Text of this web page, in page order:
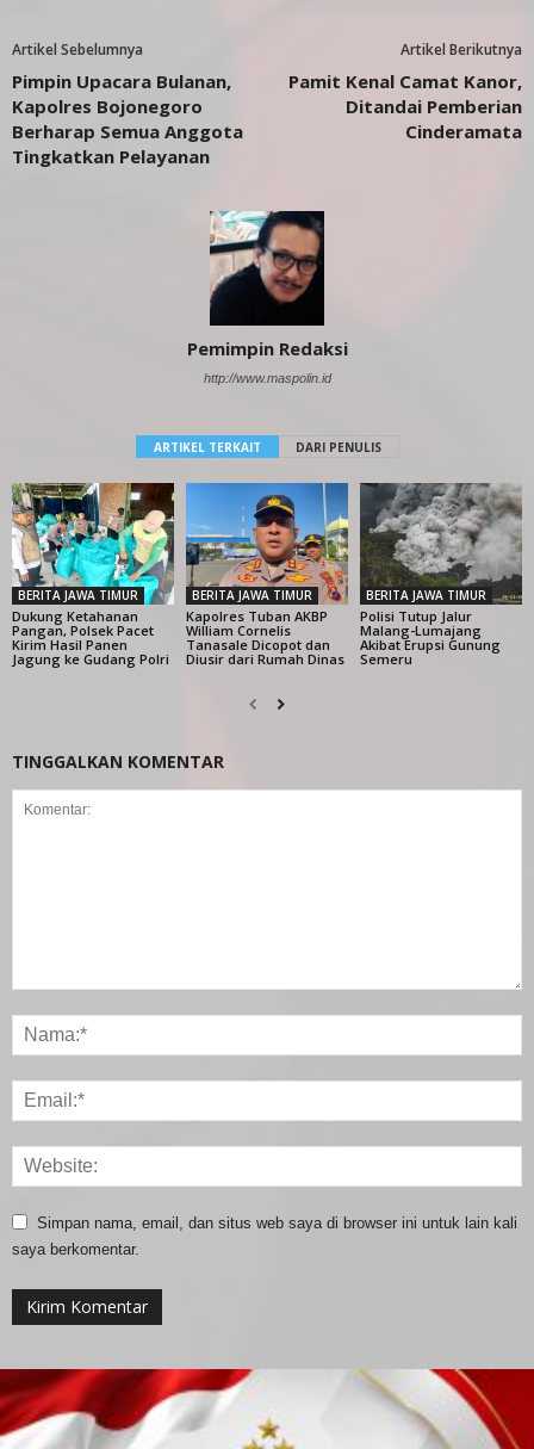
Artikel Sebelumnya
Pimpin Upacara Bulanan,
Kapolres Bojonegoro
Berharap Semua Anggota
Tingkatkan Pelayanan
Artikel Berikutnya
Pamit Kenal Camat Kanor,
Ditandai Pemberian
Cinderamata
Pemimpin Redaksi
http://www.maspolin.id
ARTIKEL TERKAIT DARI PENULIS
BERITA JAWA TIMUR
Dukung Ketahanan
Pangan, Polsek Pacet
Kirim Hasil Panen
Jagung ke Gudang Polri
BERITA JAWA TIMUR
Kapolres Tuban AKBP
William Cornelis
Tanasale Dicopot dan
Diusir dari Rumah Dinas
BERITA JAWA TIMUR
Polisi Tutup Jalur
Malang-Lumajang
Akibat Erupsi Gunung
Semeru
TINGGALKAN KOMENTAR
Simpan nama, email, dan situs web saya di browser ini untuk lain kali
saya berkomentar.